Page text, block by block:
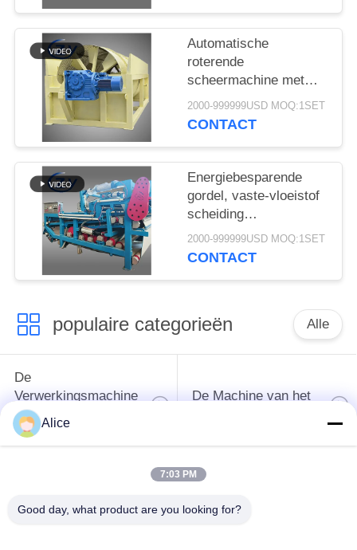
Automatische
roterende
scheermachine met
stabiele prestaties voor
de productie van
2000-999999USD MOQ:1SET
CONTACT
Energiebesparende
gordel, vaste-vloeistof
scheiding
ontwateringsmachine
met een
2000-999999USD MOQ:1SET
CONTACT
populaire categorieën Alle
De
Verwerkingsmachine
van het
maniokzetmeel
De Machine van het
De
van de maniokbloem
Alice
7:03 PM
Good day, what product are you looking for?